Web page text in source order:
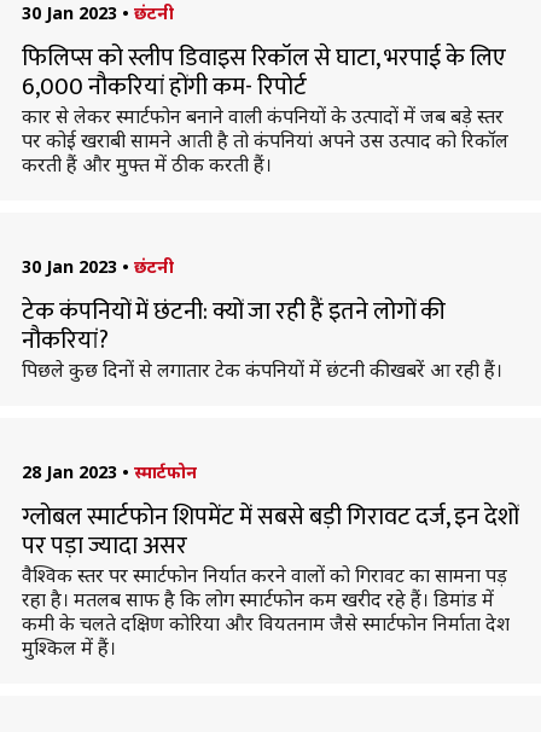
30 Jan 2023 • छंटनी
फिलिप्स को स्लीप डिवाइस रिकॉल से घाटा, भरपाई के लिए
6,000 नौकरियां होंगी कम- रिपोर्ट
कार से लेकर स्मार्टफोन बनाने वाली कंपनियों के उत्पादों में जब बड़े स्तर
पर कोई खराबी सामने आती है तो कंपनियां अपने उस उत्पाद को रिकॉल
करती हैं और मुफ्त में ठीक करती हैं।
30 Jan 2023 • छंटनी
टेक कंपनियों में छंटनी: क्यों जा रही हैं इतने लोगों की
नौकरियां?
पिछले कुछ दिनों से लगातार टेक कंपनियों में छंटनी की खबरें आ रही हैं।
28 Jan 2023 • स्मार्टफोन
ग्लोबल स्मार्टफोन शिपमेंट में सबसे बड़ी गिरावट दर्ज, इन देशों
पर पड़ा ज्यादा असर
वैश्विक स्तर पर स्मार्टफोन निर्यात करने वालों को गिरावट का सामना पड़
रहा है। मतलब साफ है कि लोग स्मार्टफोन कम खरीद रहे हैं। डिमांड में
कमी के चलते दक्षिण कोरिया और वियतनाम जैसे स्मार्टफोन निर्माता देश
मुश्किल में हैं।